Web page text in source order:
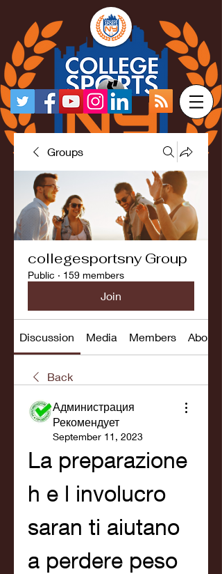
Groups
collegesportsny Group
Public · 159 members
Join
Discussion Media Members About
Back
Администрация
Рекомендует
September 11, 2023
La preparazione
h e l involucro
saran ti aiutano
a perdere peso